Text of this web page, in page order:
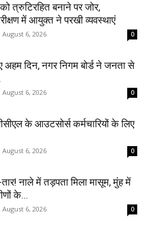
त्रुटिरहित बनाने पर जोर,
में आयुक्त ने परखी व्यवस्थाएं
August 6, 2026 0
अहम दिन, नगर निगम बोर्ड ने जनता से
August 6, 2026 0
के आउटसोर्स कर्मचारियों के लिए
August 6, 2026 0
नाले में तड़पता मिला मासूम, मुंह में
के...
August 6, 2026 0